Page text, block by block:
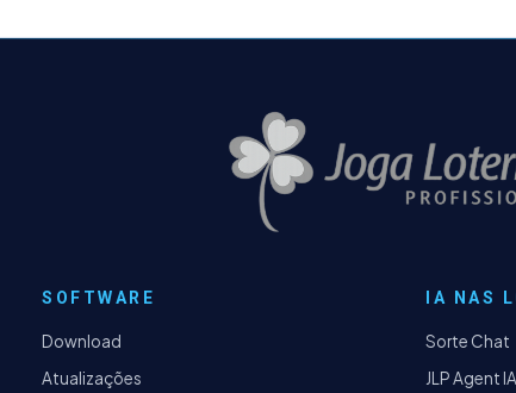
SOFTWARE
Download
Atualizações
IA NAS
Sorte Chat
JLP Agent IA